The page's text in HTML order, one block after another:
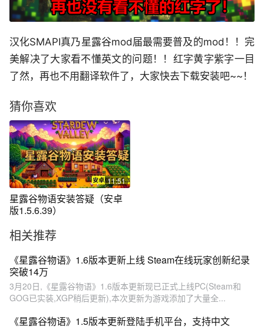
汉化SMAPI真乃星露谷mod届最需要普及的mod！！完
美解决了大家看不懂英文的问题！！红字黄字紫字一目
了然，再也不用翻译软件了，大家快去下载安装吧~~！
猜你喜欢
11:51
星露谷物语安装答疑（安卓
版1.5.6.39）
相关推荐
《星露谷物语》1.6版本更新上线 Steam在线玩家创新纪录
突破14万
3月20日,《星露谷物语》1.6版本更新现已正式上线PC(Steam和
GOG已实装,XGP稍后更新),本次更新为游戏添加了大量全...
《星露谷物语》1.5版本更新登陆手机平台，支持中文